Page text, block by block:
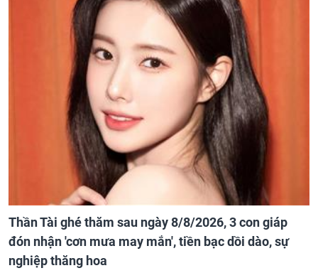
Thần Tài ghé thăm sau ngày 8/8/2026, 3 con giáp
đón nhận 'cơn mưa may mắn', tiền bạc dồi dào, sự
nghiệp thăng hoa